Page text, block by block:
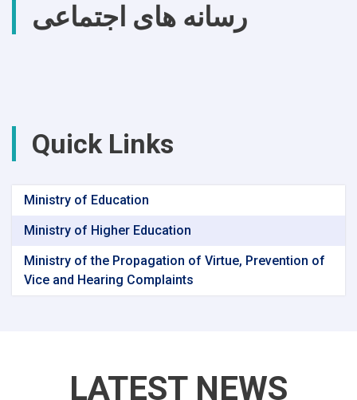
رسانه های اجتماعی
Quick Links
Ministry of Education
Ministry of Higher Education
Ministry of the Propagation of Virtue, Prevention of
Vice and Hearing Complaints
LATEST NEWS